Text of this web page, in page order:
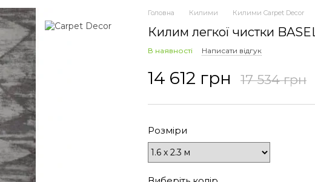
Головна Килими Килими Carpet Decor
Килим легкої чистки
В наявності Написати відгук
14 612 грн 17 534 грн
Розміри